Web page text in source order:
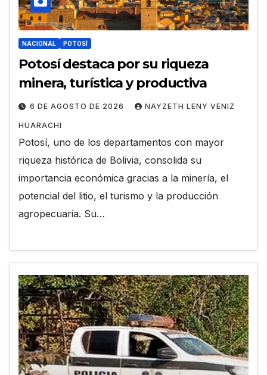
NACIONAL POTOSÍ
Potosí destaca por su riqueza
minera, turística y productiva
6 DE AGOSTO DE 2026 NAYZETH LENY VENIZ
HUARACHI
Potosí, uno de los departamentos con mayor
riqueza histórica de Bolivia, consolida su
importancia económica gracias a la minería, el
potencial del litio, el turismo y la producción
agropecuaria. Su…